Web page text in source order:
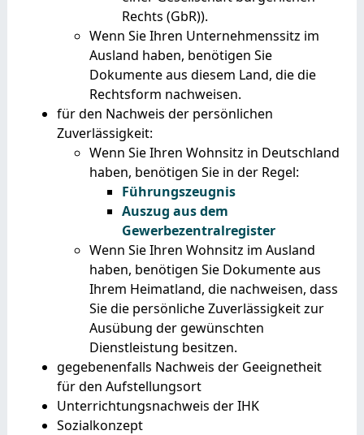
Rechts (GbR)).
Wenn Sie Ihren Unternehmenssitz im
Ausland haben, benötigen Sie
Dokumente aus diesem Land, die die
Rechtsform nachweisen.
für den Nachweis der persönlichen
Zuverlässigkeit:
Wenn Sie Ihren Wohnsitz in Deutschland
haben, benötigen Sie in der Regel:
Führungszeugnis
Auszug aus dem
Gewerbezentralregister
Wenn Sie Ihren Wohnsitz im Ausland
haben, benötigen Sie Dokumente aus
Ihrem Heimatland, die nachweisen, dass
Sie die persönliche Zuverlässigkeit zur
Ausübung der gewünschten
Dienstleistung besitzen.
gegebenenfalls Nachweis der Geeignetheit
für den Aufstellungsort
Unterrichtungsnachweis der IHK
Sozialkonzept